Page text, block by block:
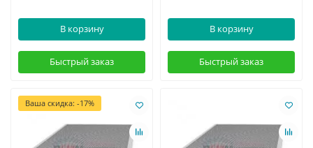
В корзину
Быстрый заказ
В корзину
Быстрый заказ
Ваша скидка: -17%